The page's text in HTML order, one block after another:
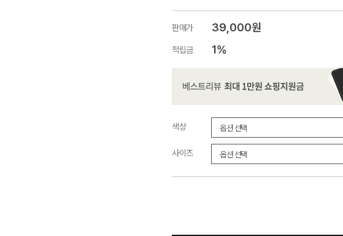
판매가 39,000원
적립금 1%
색상
사이즈